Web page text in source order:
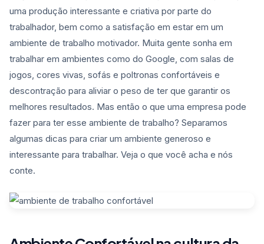
uma produção interessante e criativa por parte do
trabalhador, bem como a satisfação em estar em um
ambiente de trabalho motivador. Muita gente sonha em
trabalhar em ambientes como do Google, com salas de
jogos, cores vivas, sofás e poltronas confortáveis e
descontração para aliviar o peso de ter que garantir os
melhores resultados. Mas então o que uma empresa pode
fazer para ter esse ambiente de trabalho? Separamos
algumas dicas para criar um ambiente generoso e
interessante para trabalhar. Veja o que você acha e nós
conte.